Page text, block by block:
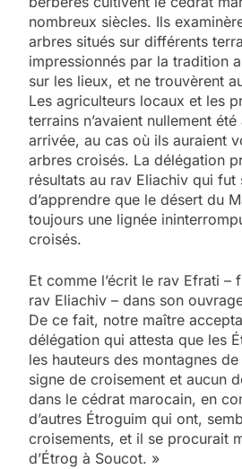
nombreux siècles. Ils
arbres situés sur différents
impressionnés par la tradition
sur les lieux, et ne trouvèrent
Les agriculteurs locaux et les
terrains n’avaient nullement
arrivée, au cas où ils auraient
arbres croisés. La délégation
résultats au rav Eliachiv qui fut
d’apprendre que le désert du
toujours une lignée
croisés.
Et comme l’écrit le rav Efrati –
rav Eliachiv – dans son
De ce fait, notre maître
délégation qui attesta que les
les hauteurs des montagnes de
signe de croisement et aucun
dans le cédrat marocain, en
d’autres Étroguim qui ont,
croisements, et il se procurait
d’Étrog à Soucot. »